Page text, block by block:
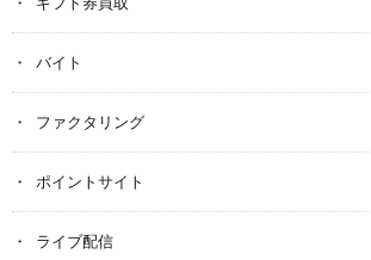
バイト
ファクタリング
ポイントサイト
ライブ配信